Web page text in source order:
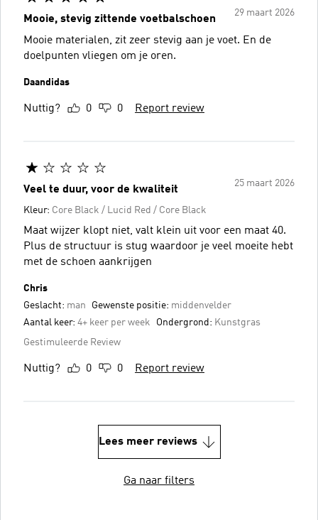
29 maart 2026
Mooie, stevig zittende voetbalschoen
Mooie materialen, zit zeer stevig aan je voet. En de
doelpunten vliegen om je oren.
Daandidas
Nuttig? 0 0 Report review
25 maart 2026
Veel te duur, voor de kwaliteit
Kleur: Core Black / Lucid Red / Core Black
Maat wijzer klopt niet, valt klein uit voor een maat 40.
Plus de structuur is stug waardoor je veel moeite hebt
met de schoen aankrijgen
Chris
Geslacht: man Gewenste positie: middenvelder
Aantal keer: 4+ keer per week Ondergrond: Kunstgras
Gestimuleerde Review
Nuttig? 0 0 Report review
Lees meer reviews
Ga naar filters